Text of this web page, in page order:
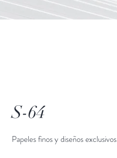
S-64
Papeles finos y diseños exclusivos